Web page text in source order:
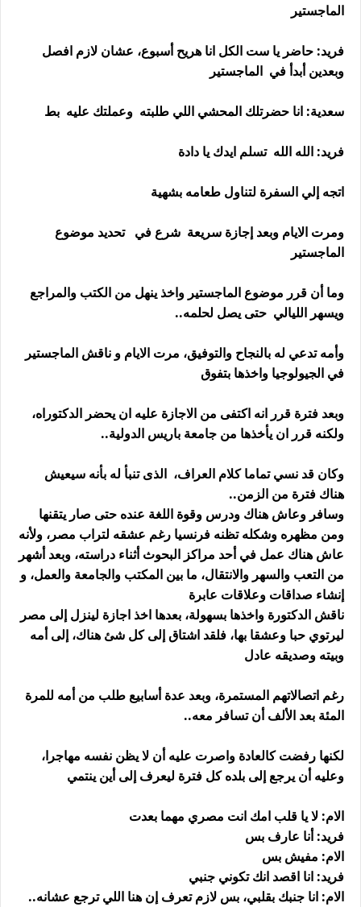
الماجستير
فريد: حاضر يا ست الكل انا هريح أسبوع، عشان لازم افصل
وبعدين أبدأ في الماجستير
سعدية: انا حضرتلك المحشي اللي طلبته وعملتك عليه بط
فريد: الله الله تسلم ايدك يا دادة
اتجه إلي السفرة لتناول طعامه بشهية
ومرت الايام وبعد إجازة سريعة شرع في تحديد موضوع
الماجستير
وما أن قرر موضوع الماجستير واخذ ينهل من الكتب والمراجع
ويسهر الليالي حتى يصل لحلمه..
وأمه تدعي له بالنجاح والتوفيق، مرت الايام و ناقش الماجستير
في الجيولوجيا واخذها بتفوق
وبعد فترة قرر انه اكتفى من الاجازة عليه ان يحضر الدكتوراه،
ولكنه قرر ان يأخذها من جامعة باريس الدولية..
وكان قد نسي تماما كلام العراف، الذى تنبأ له بأنه سيعيش
هناك فترة من الزمن..
وسافر وعاش هناك ودرس وقوة اللغة عنده حتى صار يتقنها
ومن مظهره وشكله تظنه فرنسيا رغم عشقه لتراب مصر، ولأنه
عاش هناك عمل في أحد مراكز البحوث أثناء دراسته، وبعد أشهر
من التعب والسهر والانتقال، ما بين المكتب والجامعة والعمل، و
إنشاء صداقات وعلاقات عابرة
ناقش الدكتورة واخذها بسهولة، بعدها اخذ اجازة لينزل إلى مصر
ليرتوي حبا وعشقا بها، فلقد اشتاق إلى كل شئ هناك، إلى أمه
وبيته وصديقه عادل
رغم اتصالاتهم المستمرة، وبعد عدة أسابيع طلب من أمه للمرة
المئة بعد الألف أن تسافر معه..
لكنها رفضت كالعادة واصرت عليه أن لا يظن نفسه مهاجرا،
وعليه أن يرجع إلى بلده كل فترة ليعرف إلى أين ينتمي
الام: لا يا قلب امك انت مصري مهما بعدت
فريد: أنا عارف بس
الام: مفيش بس
فريد: انا اقصد انك تكوني جنبي
الام: انا جنبك بقلبي، بس لازم تعرف إن هنا اللي ترجع عشانه..